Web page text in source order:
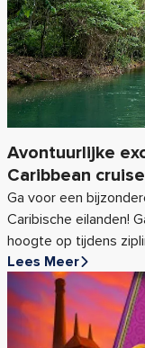
Avontuurlijke
Caribbean cruise
Ga voor een
Caribische eilanden!
hoogte op tijdens
Lees Meer